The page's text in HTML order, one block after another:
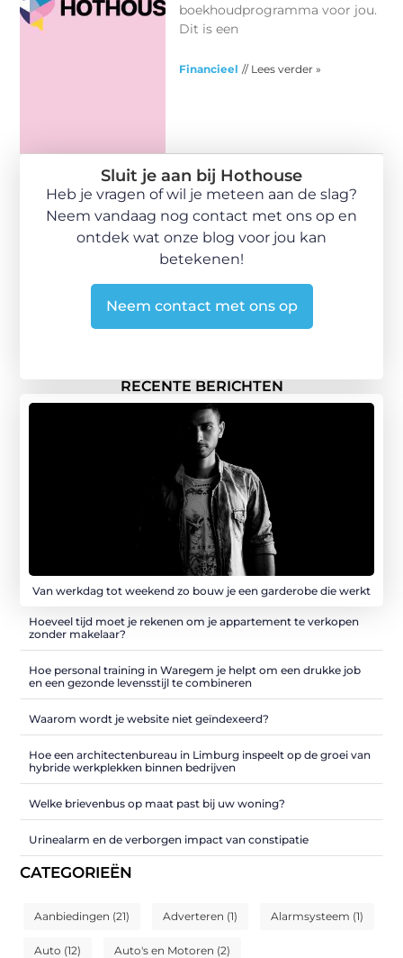
boekhoudprogramma voor jou.
Dit is een
Financieel // Lees verder »
RECENTE BERICHTEN
Van werkdag tot weekend zo bouw je een garderobe die werkt
Hoeveel tijd moet je rekenen om je appartement te verkopen
zonder makelaar?
Hoe personal training in Waregem je helpt om een drukke job
en een gezonde levensstijl te combineren
Waarom wordt je website niet geïndexeerd?
Hoe een architectenbureau in Limburg inspeelt op de groei van
hybride werkplekken binnen bedrijven
Welke brievenbus op maat past bij uw woning?
Urinealarm en de verborgen impact van constipatie
CATEGORIEËN
Aanbiedingen (21) Adverteren (1) Alarmsysteem (1)
Auto (12) Auto's en Motoren (2)
Sluit je aan bij Hothouse
Heb je vragen of wil je meteen aan de slag?
Neem vandaag nog contact met ons op en
ontdek wat onze blog voor jou kan
betekenen!
Neem contact met ons op